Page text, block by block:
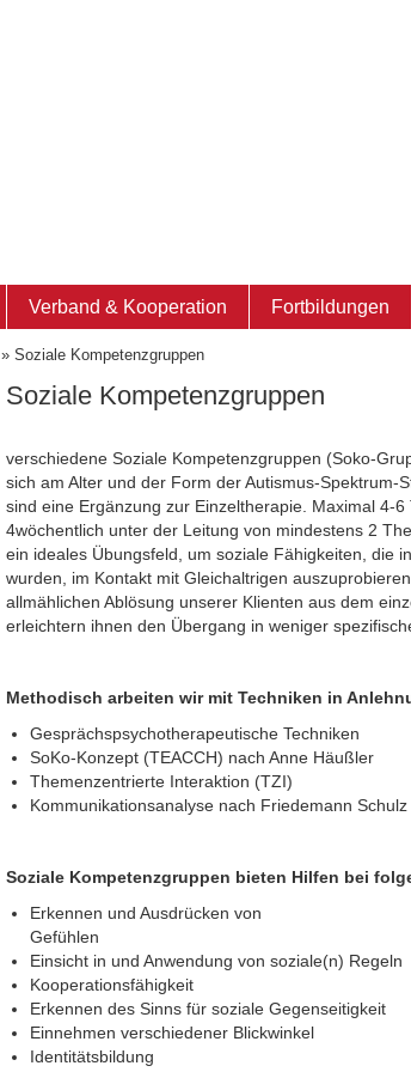
Verband & Kooperation Fortbildungen
» Soziale Kompetenzgruppen
Soziale Kompetenzgruppen
verschiedene Soziale Kompetenzgruppen (Soko-
sich am Alter und der Form der Autismus-Spektrum-
sind eine Ergänzung zur Einzeltherapie. Maximal 4-
4wöchentlich unter der Leitung von mindestens 2
ein ideales Übungsfeld, um soziale Fähigkeiten, die
wurden, im Kontakt mit Gleichaltrigen
allmählichen Ablösung unserer Klienten aus dem
erleichtern ihnen den Übergang in weniger
Methodisch arbeiten wir mit Techniken in
Gesprächspsychotherapeutische Techniken
SoKo-Konzept (TEACCH) nach Anne Häußler
Themenzentrierte Interaktion (TZI)
Kommunikationsanalyse nach Friedemann Schulz
Soziale Kompetenzgruppen bieten Hilfen bei
Erkennen und Ausdrücken von
Gefühlen
Einsicht in und Anwendung von soziale(n) Regeln
Kooperationsfähigkeit
Erkennen des Sinns für soziale Gegenseitigkeit
Einnehmen verschiedener Blickwinkel
Identitätsbildung